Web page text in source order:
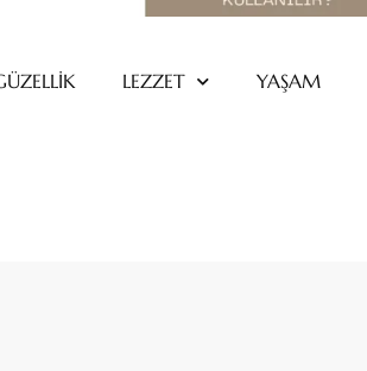
LEZZET YAŞAM